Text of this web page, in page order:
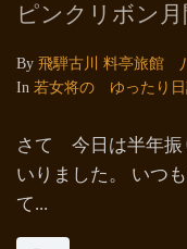
ピンクリボン月
By 飛騨古川 料亭旅館
In 若女将の ゆったり
さて 今日は半年振
いりました。 いつ
て...